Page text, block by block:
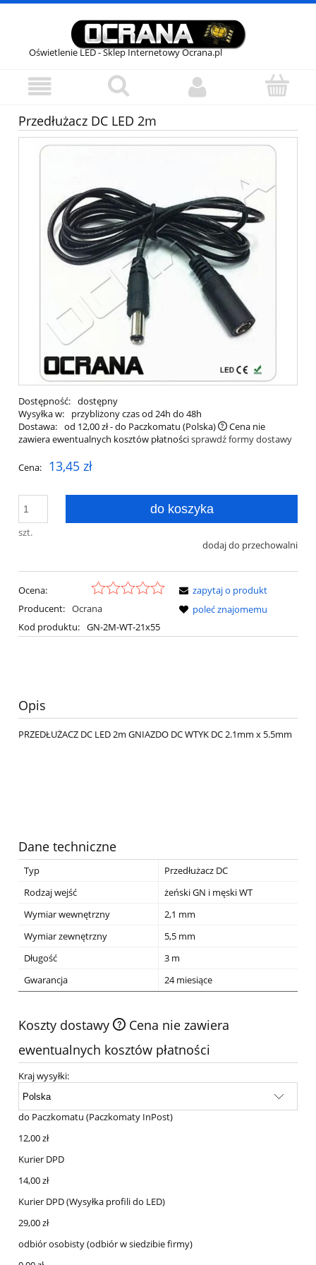
Oświetlenie LED - Sklep Internetowy Ocrana.pl
Przedłużacz DC LED 2m
Dostępność: dostępny
Wysyłka w:
przybliżony czas od 24h do 48h
Dostawa: od 12,00 zł- do Paczkomatu (Polska)
Cena nie
zawiera ewentualnych kosztów płatnościsprawdź formy dostawy
Cena: 13,45 zł
szt.
do koszyka
dodaj do przechowalni
Ocena:
Producent: Ocrana
Kod produktu: GN-2M-WT-21x55
zapytaj o produkt
poleć znajomemu
Opis
PRZEDŁUŻACZ DC LED 2m GNIAZDO DC WTYK DC 2.1mm x 5.5mm
Dane techniczne
Typ
Przedłużacz DC
Rodzaj wejść
żeński GN i męski WT
Wymiar wewnętrzny
2,1 mm
Wymiar zewnętrzny
5,5 mm
Długość
3 m
Gwarancja
24 miesiące
Koszty dostawy
Cena nie zawiera
ewentualnych kosztów płatności
Kraj wysyłki:
do Paczkomatu (Paczkomaty InPost)
12,00 zł
Kurier DPD
14,00 zł
Kurier DPD(Wysyłka profili do LED)
29,00 zł
odbiór osobisty(odbiór w siedzibie firmy)